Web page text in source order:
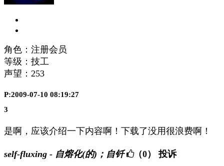
角色：注册会员
等级：技工
声望： 253
P:2009-07-10 08:19:27
3
是啊，应该介绍一下内容啊！下载了没用很浪费啊！
self-fluxing - 自熔化(的)；自钎 （0） 投诉